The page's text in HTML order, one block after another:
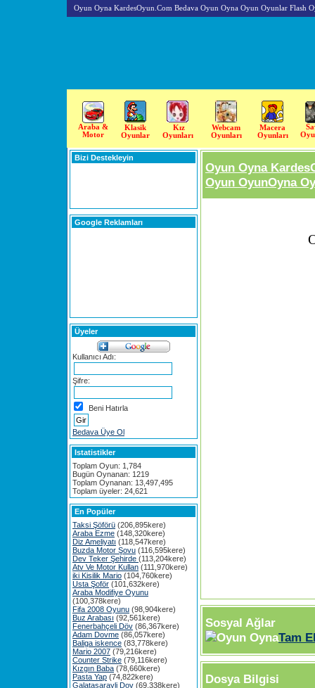
Oyun Oyna KardesOyun.Com Bedava Oyun Oyna Oyun Oyunlar Flash
Araba &
Motor
Klasik
Oyunlar
Kız
Oyunları
Webcam
Oyunları
Macera
Oyunları
Bizi Destekleyin
Google Reklamları
Üyeler
Kullanıcı Adı:
Şifre:
Beni Hatırla
Bedava Üye Ol
Istatistikler
Toplam Oyun: 1,784
Bugün Oynanan: 1219
Toplam Oynanan: 13,497,495
Toplam üyeler: 24,621
En Popüler
Taksi Şöförü (206,895kere)
Araba Ezme (148,320kere)
Diz Ameliyatı (118,547kere)
Buzda Motor Şovu (116,595kere)
Dev Teker Şehirde (113,204kere)
Atv Ve Motor Kullan (111,970kere)
iki Kisilik Mario (104,760kere)
Usta Şoför (101,632kere)
Araba Modifiye Oyunu
(100,378kere)
Fifa 2008 Oyunu (98,904kere)
Buz Arabası (92,561kere)
Fenerbahçeli Döv (86,367kere)
Adam Dovme (86,057kere)
Baliga iskence (83,778kere)
Mario 2007 (79,216kere)
Counter Strike (79,116kere)
Kızgın Baba (78,660kere)
Pasta Yap (74,822kere)
Galatasarayli Dov (69,338kere)
Oyun Oyna
Oyun OyunOyna
Sosyal Ağlar
Tam
Dosya Bilgisi